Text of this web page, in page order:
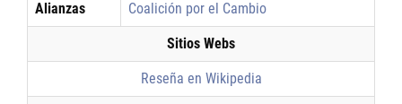
Alianzas Coalición por el Cambio
Sitios Webs
Reseña en Wikipedia